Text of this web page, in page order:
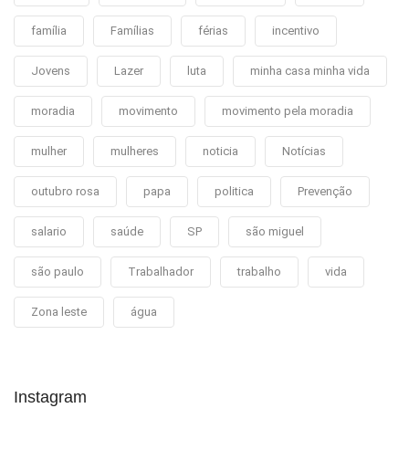
família Famílias férias incentivo
Jovens Lazer luta minha casa minha vida
moradia movimento movimento pela moradia
mulher mulheres noticia Notícias
outubro rosa papa politica Prevenção
salario saúde SP são miguel
são paulo Trabalhador trabalho vida
Zona leste água
Instagram